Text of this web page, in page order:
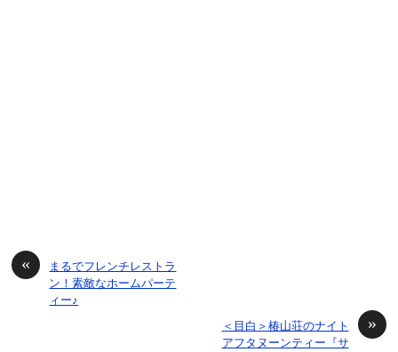
«
まるでフレンチレストラ
ン！素敵なホームパーテ
ィー♪
»
＜目白＞椿山荘のナイト
アフタヌーンティー『サ